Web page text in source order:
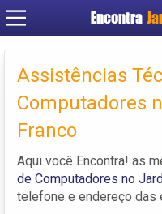
Encontra
Assistências
Computadores
Franco
Aqui você Encontra! as
de Computadores no
telefone e endereço das